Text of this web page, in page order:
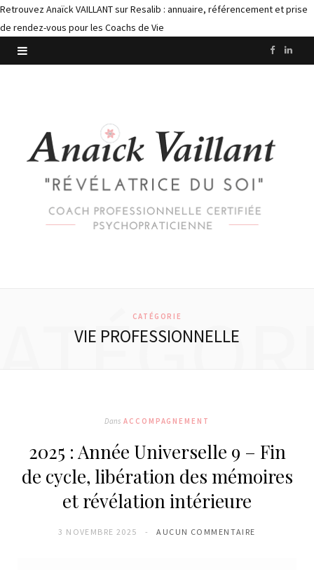
Retrouvez Anaïck VAILLANT sur Resalib : annuaire, référencement et prise
de rendez-vous pour les Coachs de Vie
F L
CATÉGORIE
VIE PROFESSIONNELLE
Dans ACCOMPAGNEMENT
2025 : Année Universelle 9 – Fin
de cycle, libération des mémoires
et révélation intérieure
3 NOVEMBRE 2025 AUCUN COMMENTAIRE